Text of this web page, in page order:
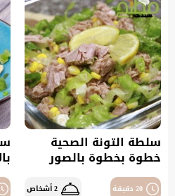
سلطة التونة الصحية
خطوة بخطوة بالصور
20 دقيقة 2 أشخاص